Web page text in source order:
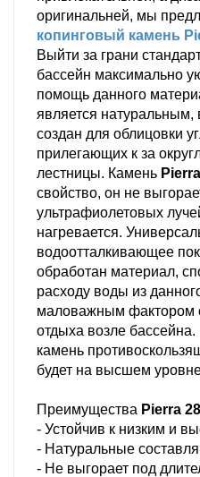
оригинальней, мы
копинговый камень
Выйти за грани
бассейн максимально
помощь данного
является натуральным,
создан для облицовки
прилегающих к за
лестницы. Камень
свойство, он не
ультрафиолетовых
нагревается.
водоотталкивающее
обработан материал,
расходу воды из
маловажным фактором
отдыха возле бассейна.
камень
будет на высшем
Преимущества Pierra 28
- Устойчив к низким и
- Натуральные
- Не выгорает под